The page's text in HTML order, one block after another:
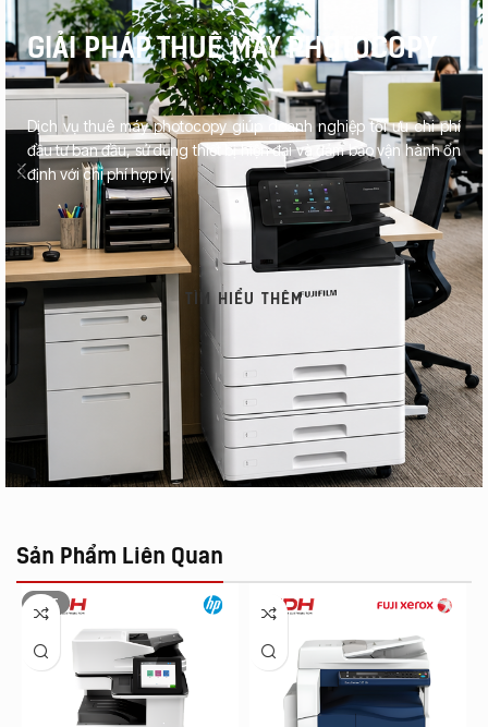
GIẢI PHÁP THUÊ MÁY PHOTOCOPY
Dịch vụ thuê máy photocopy giúp doanh nghiệp tối ưu chi phí
đầu tư ban đầu, sử dụng thiết bị hiện đại và đảm bảo vận hành ổn
định với chi phí hợp lý.
TÌM HIỂU THÊM
Sản Phẩm Liên Quan
HOT